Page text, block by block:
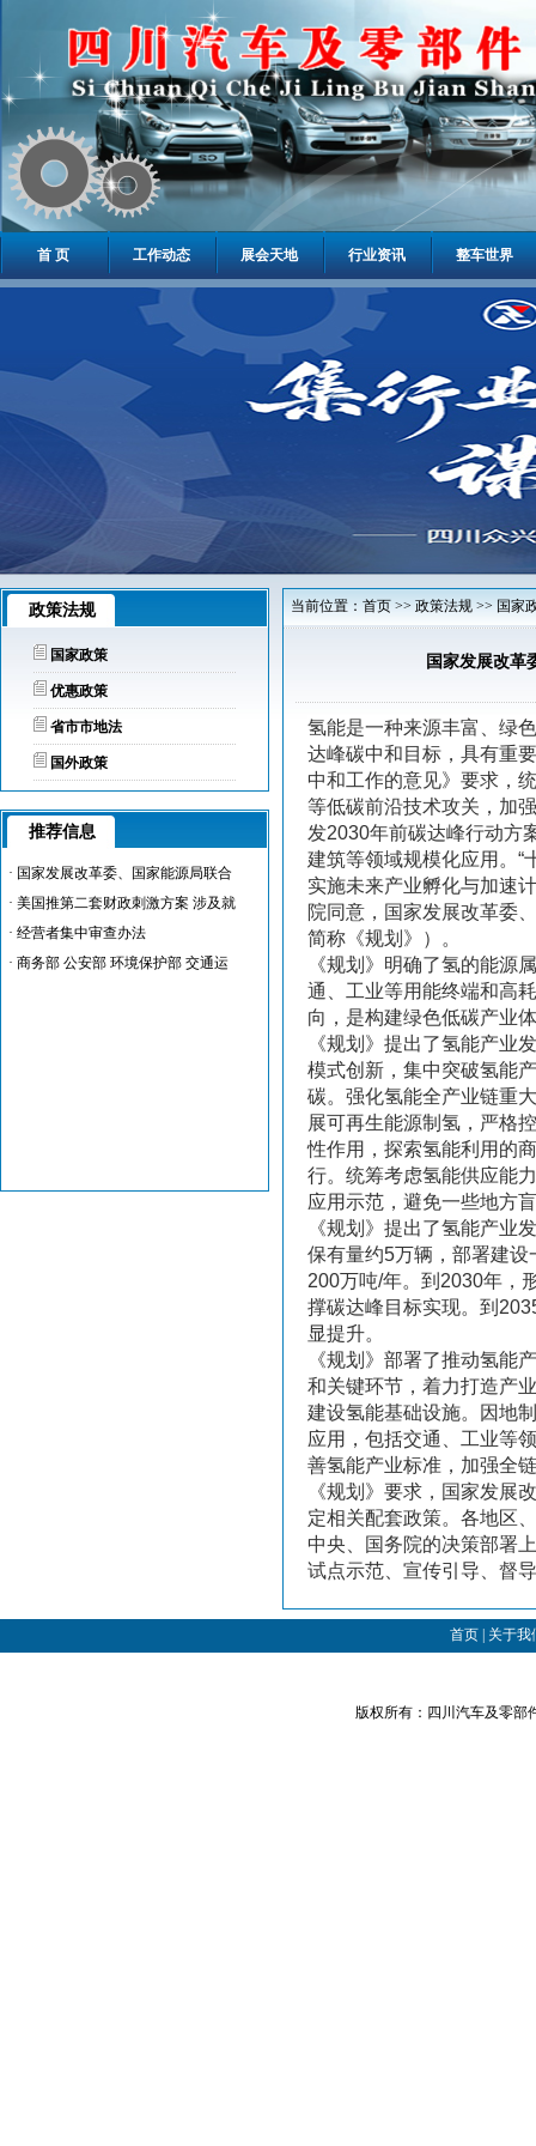
首 页 工作动态 展会天地 行业资讯 整车世界
政策法规
国家政策
优惠政策
省市市地法
国外政策
推荐信息
· 国家发展改革委、国家能源局联合
· 美国推第二套财政刺激方案 涉及就
· 经营者集中审查办法
· 商务部 公安部 环境保护部 交通运
当前位置：首页 >> 政策法规 >> 国家
国家发展改革
氢能是一种来源丰富、绿
达峰碳中和目标，具有重
中和工作的意见》要求，
等低碳前沿技术攻关，加
发2030年前碳达峰行动方
建筑等领域规模化应用。“
实施未来产业孵化与加速
院同意，国家发展改革委
简称《规划》）。
《规划》明确了氢的能源
通、工业等用能终端和高
向，是构建绿色低碳产业
《规划》提出了氢能产业
模式创新，集中突破氢能
碳。强化氢能全产业链重
展可再生能源制氢，严格
性作用，探索氢能利用的
行。统筹考虑氢能供应能
应用示范，避免一些地方
《规划》提出了氢能产业
保有量约5万辆，部署建
200万吨/年。到2030年，
撑碳达峰目标实现。到
显提升。
《规划》部署了推动氢能
和关键环节，着力打造产
建设氢能基础设施。因地
应用，包括交通、工业等
善氢能产业标准，加强全
《规划》要求，国家发展
定相关配套政策。各地区
中央、国务院的决策部署
试点示范、宣传引导、督
首页 关于我
版权所有：四川汽车及零部